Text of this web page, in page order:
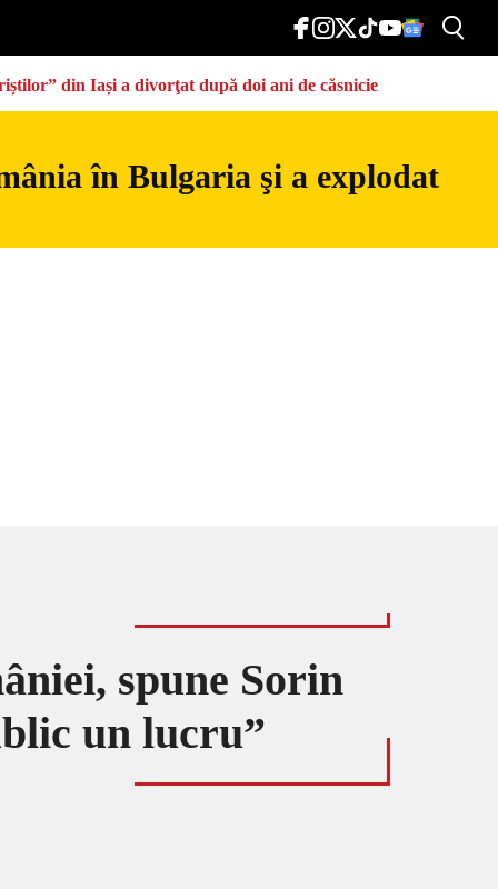
din Iași a divorţat după doi ani de căsnicie
în Bulgaria şi a explodat
spune Sorin
un lucru”